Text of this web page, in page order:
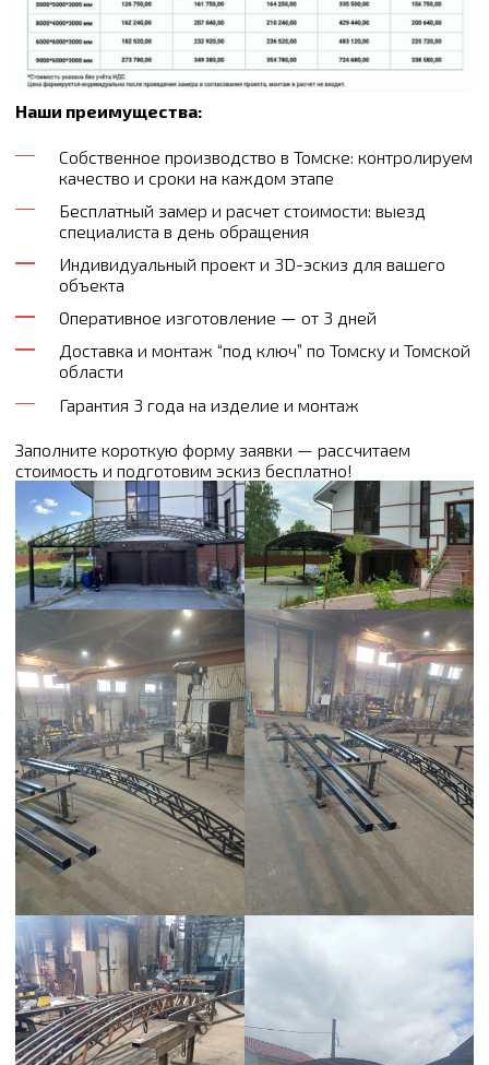
Наши преимущества:
Собственное производство в Томске: контролируем
качество и сроки на каждом этапе
Бесплатный замер и расчет стоимости: выезд
специалиста в день обращения
Индивидуальный проект и 3D-эскиз для вашего
объекта
Оперативное изготовление — от 3 дней
Доставка и монтаж “под ключ” по Томску и Томской
области
Гарантия 3 года на изделие и монтаж
Заполните короткую форму заявки — рассчитаем
стоимость и подготовим эскиз бесплатно!